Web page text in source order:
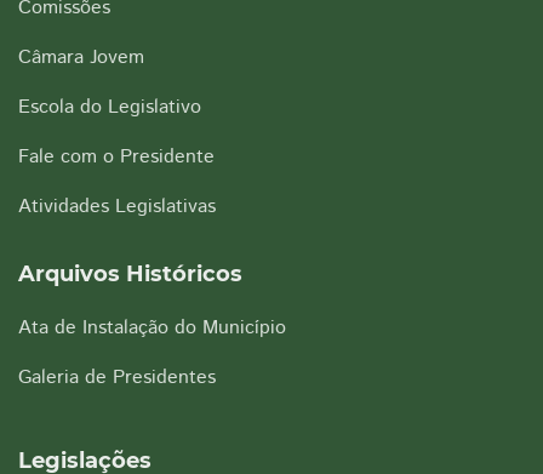
Comissões
Câmara Jovem
Escola do Legislativo
Fale com o Presidente
Atividades Legislativas
Arquivos Históricos
Ata de Instalação do Município
Galeria de Presidentes
Legislações